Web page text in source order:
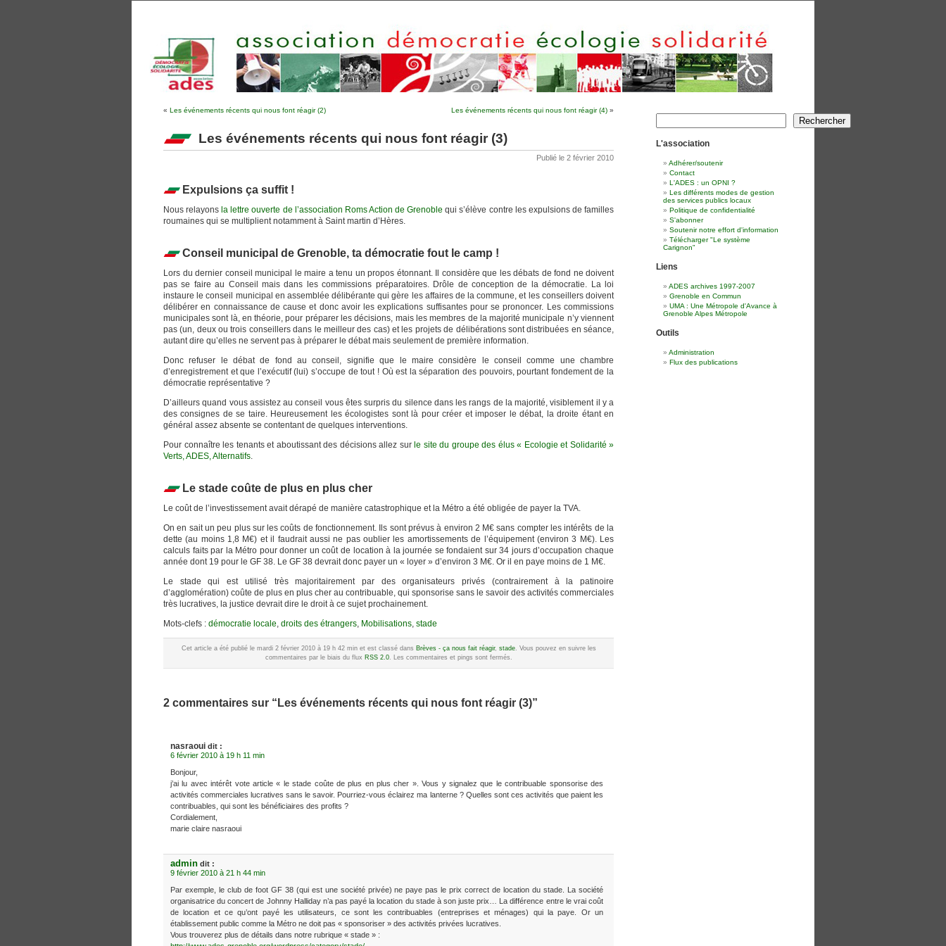
« Les événements récents qui nous font réagir (2) Les événements récents qui nous font réagir (4) »
Les événements récents qui nous font réagir (3)
Publié le 2 février 2010
Expulsions ça suffit !
Nous relayons la lettre ouverte de l’association Roms Action de Grenoble qui s’élève contre les expulsions de familles
roumaines qui se multiplient notamment à Saint martin d’Hères.
Conseil municipal de Grenoble, ta démocratie fout le camp !
Lors du dernier conseil municipal le maire a tenu un propos étonnant. Il considère que les débats de fond ne doivent
pas se faire au Conseil mais dans les commissions préparatoires. Drôle de conception de la démocratie. La loi
instaure le conseil municipal en assemblée délibérante qui gère les affaires de la commune, et les conseillers doivent
délibérer en connaissance de cause et donc avoir les explications suffisantes pour se prononcer. Les commissions
municipales sont là, en théorie, pour préparer les décisions, mais les membres de la majorité municipale n’y viennent
pas (un, deux ou trois conseillers dans le meilleur des cas) et les projets de délibérations sont distribuées en séance,
autant dire qu’elles ne servent pas à préparer le débat mais seulement de première information.
Donc refuser le débat de fond au conseil, signifie que le maire considère le conseil comme une chambre
d’enregistrement et que l’exécutif (lui) s’occupe de tout ! Où est la séparation des pouvoirs, pourtant fondement de la
démocratie représentative ?
D’ailleurs quand vous assistez au conseil vous êtes surpris du silence dans les rangs de la majorité, visiblement il y a
des consignes de se taire. Heureusement les écologistes sont là pour créer et imposer le débat, la droite étant en
général assez absente se contentant de quelques interventions.
Pour connaître les tenants et aboutissant des décisions allez sur le site du groupe des élus « Ecologie et Solidarité »
Verts, ADES, Alternatifs.
Le stade coûte de plus en plus cher
Le coût de l’investissement avait dérapé de manière catastrophique et la Métro a été obligée de payer la TVA.
On en sait un peu plus sur les coûts de fonctionnement. Ils sont prévus à environ 2 M€ sans compter les intérêts de la
dette (au moins 1,8 M€) et il faudrait aussi ne pas oublier les amortissements de l’équipement (environ 3 M€). Les
calculs faits par la Métro pour donner un coût de location à la journée se fondaient sur 34 jours d’occupation chaque
année dont 19 pour le GF 38. Le GF 38 devrait donc payer un « loyer » d’environ 3 M€. Or il en paye moins de 1 M€.
Le stade qui est utilisé très majoritairement par des organisateurs privés (contrairement à la patinoire
d’agglomération) coûte de plus en plus cher au contribuable, qui sponsorise sans le savoir des activités commerciales
très lucratives, la justice devrait dire le droit à ce sujet prochainement.
Mots-clefs : démocratie locale, droits des étrangers, Mobilisations, stade
Cet article a été publié le mardi 2 février 2010 à 19 h 42 min et est classé dans Brèves - ça nous fait réagir, stade. Vous pouvez en suivre les
commentaires par le biais du flux RSS 2.0. Les commentaires et pings sont fermés.
2 commentaires sur “Les événements récents qui nous font réagir (3)”
nasraoui dit :
6 février 2010 à 19 h 11 min
Bonjour,
j’ai lu avec intérêt vote article « le stade coûte de plus en plus cher ». Vous y signalez que le contribuable sponsorise des
activités commerciales lucratives sans le savoir. Pourriez-vous éclairez ma lanterne ? Quelles sont ces activités que paient les
contribuables, qui sont les bénéficiaires des profits ?
Cordialement,
marie claire nasraoui
admin dit :
9 février 2010 à 21 h 44 min
Par exemple, le club de foot GF 38 (qui est une société privée) ne paye pas le prix correct de location du stade. La société
organisatrice du concert de Johnny Halliday n’a pas payé la location du stade à son juste prix… La différence entre le vrai coût
de location et ce qu’ont payé les utilisateurs, ce sont les contribuables (entreprises et ménages) qui la paye. Or un
établissement public comme la Métro ne doit pas « sponsoriser » des activités privées lucratives.
Vous trouverez plus de détails dans notre rubrique « stade » :
Rechercher Rechercher
L'association
Adhérer/soutenir
Contact
L'ADES : un OPNI ?
Les différents modes de gestion
des services publics locaux
Politique de confidentialité
S'abonner
Soutenir notre effort d'information
Télécharger "Le système
Carignon"
Liens
ADES archives 1997-2007
Grenoble en Commun
UMA : Une Métropole d'Avance à
Grenoble Alpes Métropole
Outils
Administration
Flux des publications